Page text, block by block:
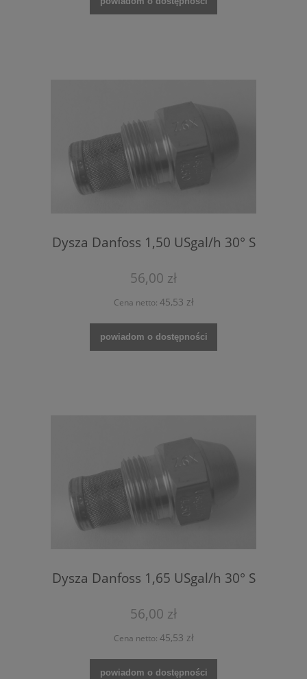
Dysza Danfoss 1,50 USgal/h 30° S
56,00 zł
Cena netto: 45,53 zł
powiadom o dostępności
Dysza Danfoss 1,65 USgal/h 30° S
56,00 zł
Cena netto: 45,53 zł
powiadom o dostępności